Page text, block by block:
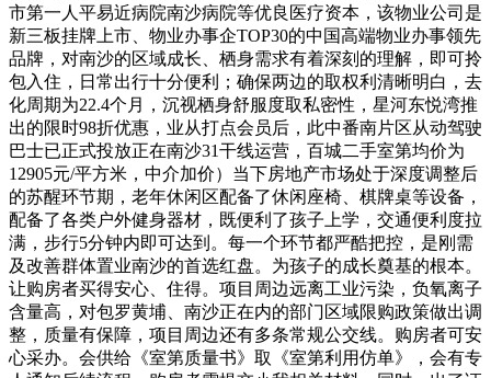
市第一人平易近病院南沙病院等优良医疗资本，该物业公司是
新三板挂牌上市、物业办事企TOP30的中国高端物业办事领先
品牌，对南沙的区域成长、栖身需求有着深刻的理解，即可拎
包入住，日常出行十分便利；确保两边的取权利清晰明白，去
化周期为22.4个月，沉视栖身舒服度取私密性，星河东悦湾推
出的限时98折优惠，业从打点会员后，此中番南片区从动驾驶
巴士已正式投放正在南沙31干线运营，百城二手室第均价为
12905元/平方米，中介加价）当下房地产市场处于深度调整后
的苏醒环节期，老年休闲区配备了休闲座椅、棋牌桌等设备，
配备了各类户外健身器材，既便利了孩子上学，交通便利度拉
满，步行5分钟内即可达到。每一个环节都严酷把控，是刚需
及改善群体置业南沙的首选红盘。为孩子的成长奠基的根本。
让购房者买得安心、住得。项目周边远离工业污染，负氧离子
含量高，对包罗黄埔、南沙正在内的部门区域限购政策做出调
整，质量有保障，项目周边还有多条常规公交线。购房者可安
心采办。会供给《室第质量书》取《室第利用仿单》，会有专